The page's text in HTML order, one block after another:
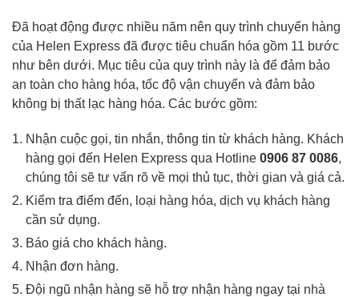
Đã hoạt động được nhiều năm nên quy trình chuyển hàng
của Helen Express đã được tiêu chuẩn hóa gồm 11 bước
như bên dưới. Mục tiêu của quy trình này là để đảm bảo
an toàn cho hàng hóa, tốc độ vận chuyển và đảm bảo
không bị thất lạc hàng hóa. Các bước gồm:
Nhận cuộc gọi, tin nhắn, thông tin từ khách hàng. Khách
hàng gọi đến Helen Express qua Hotline 0906 87 0086,
chúng tôi sẽ tư vấn rõ về mọi thủ tục, thời gian và giá cả.
Kiểm tra điểm đến, loại hàng hóa, dịch vụ khách hàng
cần sử dụng.
Báo giá cho khách hàng.
Nhận đơn hàng.
Đội ngũ nhận hàng sẽ hỗ trợ nhận hàng ngay tại nhà